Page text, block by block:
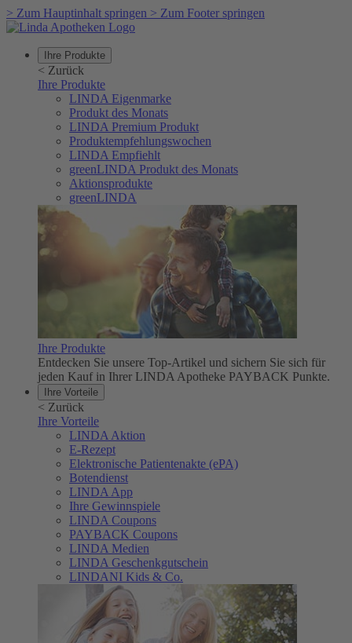
> Zum Hauptinhalt springen > Zum Footer springen
Ihre Produkte
< Zurück
Ihre Produkte
LINDA Eigenmarke
Produkt des Monats
LINDA Premium Produkt
Produktempfehlungswochen
LINDA Empfiehlt
greenLINDA Produkt des Monats
Aktionsprodukte
greenLINDA
Ihre Produkte
Entdecken Sie unsere Top-Artikel und sichern Sie sich für
jeden Kauf in Ihrer LINDA Apotheke PAYBACK Punkte.
Ihre Vorteile
< Zurück
Ihre Vorteile
LINDA Aktion
E-Rezept
Elektronische Patientenakte (ePA)
Botendienst
LINDA App
Ihre Gewinnspiele
LINDA Coupons
PAYBACK Coupons
LINDA Medien
LINDA Geschenkgutschein
LINDANI Kids & Co.